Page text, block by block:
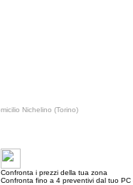
Nichelino (Torino)
Confronta i prezzi della tua zona
Confronta fino a 4 preventivi dal tuo